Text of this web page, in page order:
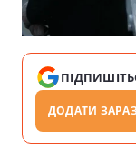
ДОДАТИ